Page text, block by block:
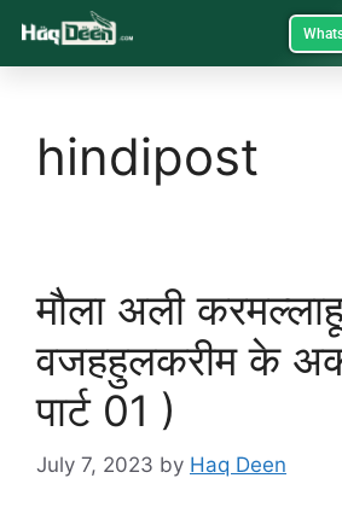
hindipost
मौला अली
वजहहुलकरीम के
पार्ट 01 )
July 7, 2023 by Haq Deen